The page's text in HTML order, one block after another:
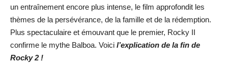
un entraînement encore plus intense, le film approfondit les
thèmes de la persévérance, de la famille et de la rédemption.
Plus spectaculaire et émouvant que le premier, Rocky II
confirme le mythe Balboa. Voici l’explication de la fin de
Rocky 2 !